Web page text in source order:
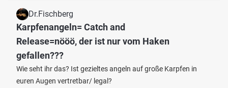
Dr.Fischberg
Karpfenangeln= Catch and
Release=nööö, der ist nur vom Haken
gefallen???
Wie seht ihr das? Ist gezieltes angeln auf große Karpfen in
euren Augen vertretbar/ legal?